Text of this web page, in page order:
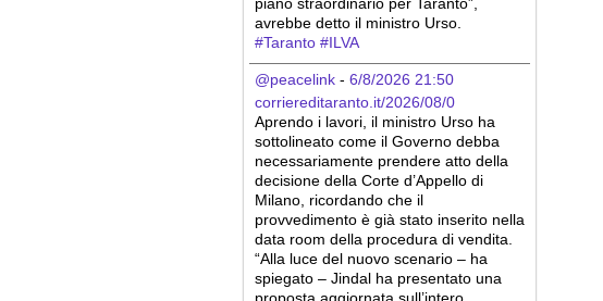
piano straordinario per Taranto”,
avrebbe detto il ministro Urso.
#Taranto #ILVA
@peacelink - 6/8/2026 21:50
corriereditaranto.it/2026/08/0
Aprendo i lavori, il ministro Urso ha
sottolineato come il Governo debba
necessariamente prendere atto della
decisione della Corte d’Appello di
Milano, ricordando che il
provvedimento è già stato inserito nella
data room della procedura di vendita.
“Alla luce del nuovo scenario – ha
spiegato – Jindal ha presentato una